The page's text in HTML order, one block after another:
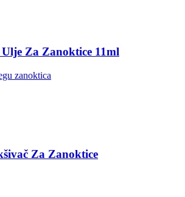
Za Zanoktice 11ml
zanoktica
Za Zanoktice